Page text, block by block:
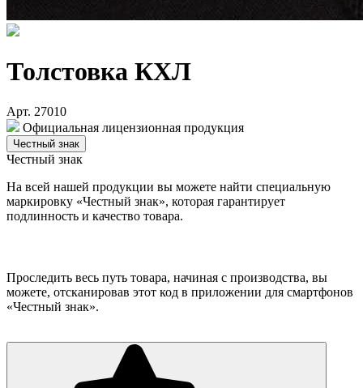
Толстовка КХЛ
Арт. 27010
Официальная лицензионная продукция
Честный знак
Честный знак
На всей нашей продукции вы можете найти специальную
маркировку «Честный знак», которая гарантирует
подлинность и качество товара.
Проследить весь путь товара, начиная с производства, вы
можете, отсканировав этот код в приложении для смартфонов
«Честный знак».